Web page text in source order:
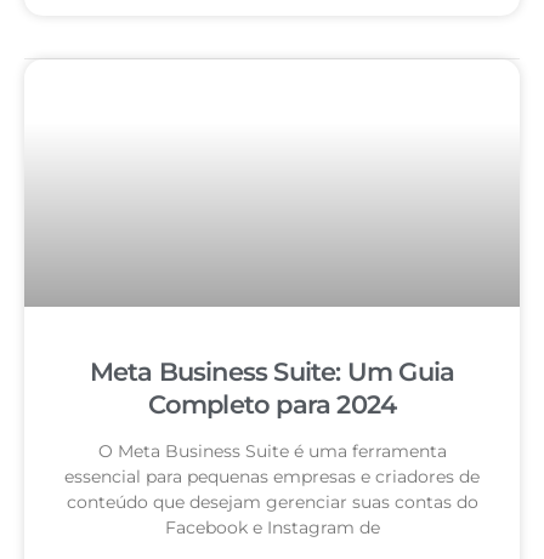
Meta Business Suite: Um Guia
Completo para 2024
O Meta Business Suite é uma ferramenta
essencial para pequenas empresas e criadores de
conteúdo que desejam gerenciar suas contas do
Facebook e Instagram de